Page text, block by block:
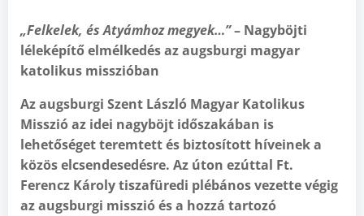
„Felkelek, és Atyámhoz megyek…”– Nagyböjti
léleképítő elmélkedés az augsburgi magyar
katolikus misszióban
Az augsburgi Szent László Magyar Katolikus
Misszió az idei nagyböjt időszakában is
lehetőséget teremtett és biztosított híveinek a
közös elcsendesedésre. Az úton ezúttal Ft.
Ferencz Károly tiszafüredi plébános vezette végig
az augsburgi misszió és a hozzá tartozó